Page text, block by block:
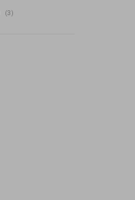
(3)